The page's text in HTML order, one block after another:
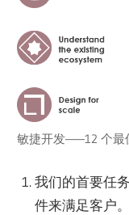
敏捷开发——12 个最
我们的首要任
件来满足客户。